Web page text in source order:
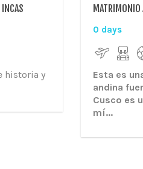
historia y
MATRIMONIO
0 days
Esta es
andina
Cusco es
mí...